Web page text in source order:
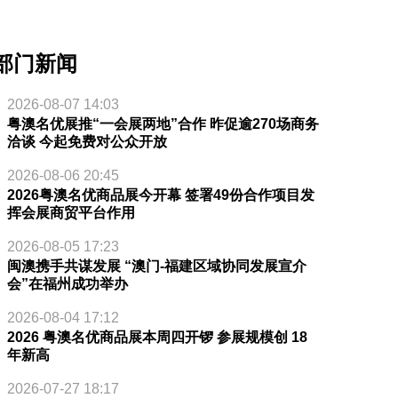
门新闻
2026-08-07 14:03
粤澳名优展推“一会展两地”合作 昨促逾270场商务
洽谈 今起免费对公众开放
2026-08-06 20:45
2026粤澳名优商品展今开幕 签署49份合作项目发
挥会展商贸平台作用
2026-08-05 17:23
闽澳携手共谋发展 “澳门-福建区域协同发展宣介
会”在福州成功举办
2026-08-04 17:12
2026 粤澳名优商品展本周四开锣 参展规模创 18
年新高
2026-07-27 18:17